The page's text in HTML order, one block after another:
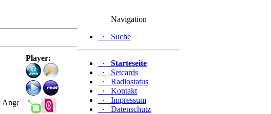
Player:
- Back To The Radio
Navigation
·
Suche
·
Starteseite
·
Setcards
·
Radiostatus
·
Kontakt
·
Impressum
·
Datenschutz